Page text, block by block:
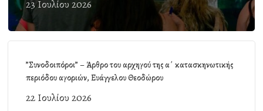
23 Ιουλίου 2026
”Συνοδοιπόροι” – Άρθρο του αρχηγού της α΄ κατασκηνωτικής
περιόδου αγοριών, Ευάγγελου Θεοδώρου
22 Ιουλίου 2026